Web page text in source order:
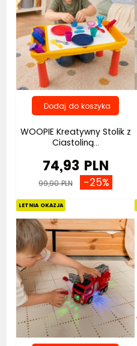
WOOPIE Kreatywny Stolik z
Ciastoliną...
74,93 PLN
99,90 PLN -25%
LETNIA OKAZJA